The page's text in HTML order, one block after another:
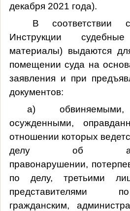
декабря 2021 года).
В соответствии
Инструкции
материалы) выдаются
помещении суда на
заявления и при
документов:
а) обвиняемыми,
осужденными,
отношении которых
делу об
правонарушении,
по делу, третьими
представителями
гражданским,